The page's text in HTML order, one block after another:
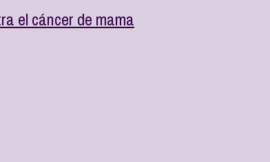
el cáncer de mama